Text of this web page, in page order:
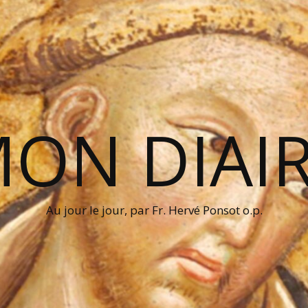
Au jour le jour, par Fr. Hervé Ponsot o.p.